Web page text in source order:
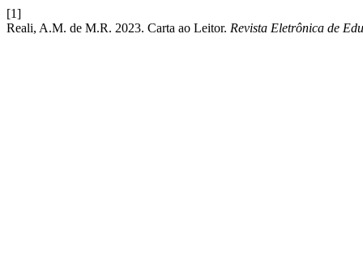
[1]
Reali, A.M. de M.R. 2023. Carta ao Leitor. Revista Eletrônica de